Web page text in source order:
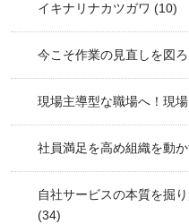
イキナリナカツガワ (10)
今こそ作業の見直しを図
現場主導型な職場へ！現
社員満足を高め組織を動
自社サービスの本質を掘
(34)